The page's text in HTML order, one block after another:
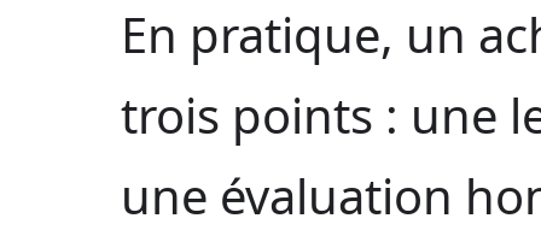
En pratique, un
trois points : une
une évaluation